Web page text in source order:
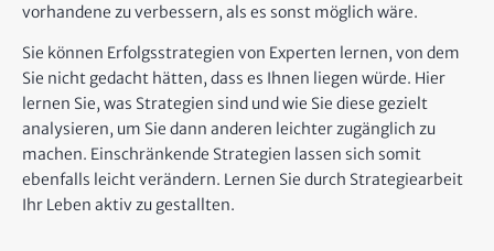
vorhandene zu verbessern, als es sonst möglich wäre.
Sie können Erfolgsstrategien von Experten lernen, von dem
Sie nicht gedacht hätten, dass es Ihnen liegen würde. Hier
lernen Sie, was Strategien sind und wie Sie diese gezielt
analysieren, um Sie dann anderen leichter zugänglich zu
machen. Einschränkende Strategien lassen sich somit
ebenfalls leicht verändern. Lernen Sie durch Strategiearbeit
Ihr Leben aktiv zu gestallten.